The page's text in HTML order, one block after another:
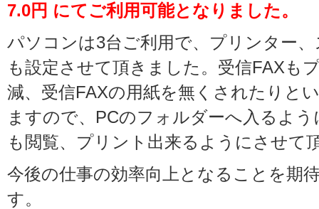
7.0円 にてご利用可能となりました。
パソコンは3台ご利用で、プリンター
も設定させて頂きました。受信FAXも
減、受信FAXの用紙を無くされたりと
ますので、PCのフォルダーへ入るよ
も閲覧、プリント出来るようにさせて
今後の仕事の効率向上となることを期
す。